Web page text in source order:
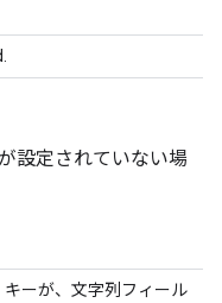
設定されていない場
キーが、文字列フィール